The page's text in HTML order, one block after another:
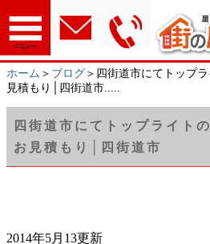
メニュー
ホーム ＞ ブログ ＞四街道市にてトップ
見積もり│四街道市.....
四街道市にてトップライト
お見積もり│四街道市
2014年5月13更新